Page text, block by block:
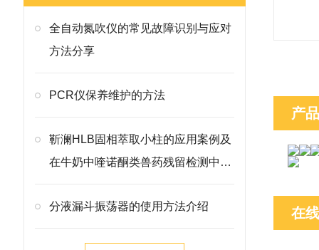
全自动氮吹仪的常见故障识别与应对
方法分享
PCR仪保养维护的方法
靳澜HLB固相萃取小柱的应用案例及
在牛奶中喹诺酮类兽药残留检测中的
分液漏斗振荡器的使用方法介绍
产
在